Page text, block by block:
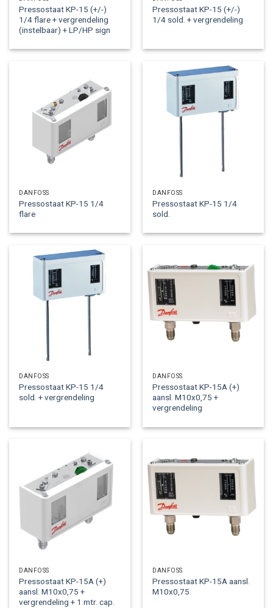
Pressostaat KP-15 (+/-)
1/4 flare + vergrendeling
(instelbaar) + LP/HP sign
Pressostaat KP-15 (+/-)
1/4 sold. + vergrendeling
DANFOSS
Pressostaat KP-15 1/4
flare
DANFOSS
Pressostaat KP-15 1/4
sold.
DANFOSS
Pressostaat KP-15 1/4
sold. + vergrendeling
DANFOSS
Pressostaat KP-15A (+)
aansl. M10x0,75 +
vergrendeling
DANFOSS
Pressostaat KP-15A (+)
aansl. M10x0,75 +
vergrendeling + 1 mtr. cap.
DANFOSS
Pressostaat KP-15A aansl.
M10x0,75